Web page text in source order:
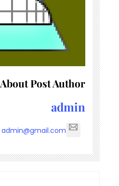
About Post Author
admin
admin@gmail.com